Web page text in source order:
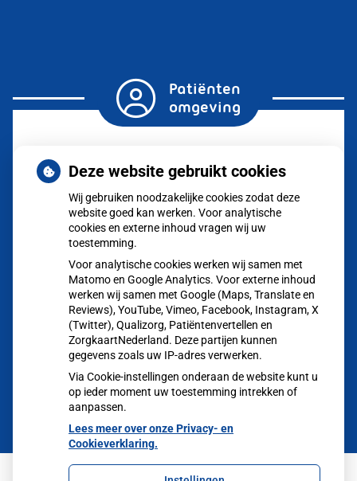
Patiënten
omgeving
Herhaalrecepten
aanvragen
Vragen
stellen
Afspraken
maken
Dossier
bekijken
Deze website gebruikt cookies
Wij gebruiken noodzakelijke cookies zodat deze
website goed kan werken. Voor analytische
cookies en externe inhoud vragen wij uw
toestemming.
Voor analytische cookies werken wij samen met
Matomo en Google Analytics. Voor externe inhoud
werken wij samen met Google (Maps, Translate en
Reviews), YouTube, Vimeo, Facebook, Instagram, X
(Twitter), Qualizorg, Patiëntenvertellen en
ZorgkaartNederland. Deze partijen kunnen
gegevens zoals uw IP-adres verwerken.
Via Cookie-instellingen onderaan de website kunt u
op ieder moment uw toestemming intrekken of
aanpassen.
Lees meer over onze Privacy- en
Cookieverklaring.